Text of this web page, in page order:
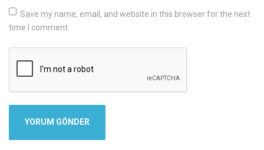
Save my name, email, and website in this browser for the next
time I comment.